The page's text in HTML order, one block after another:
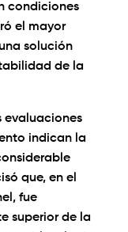
condiciones
el mayor
solución
de la
evaluaciones
indican la
que, en el
fue
superior de la